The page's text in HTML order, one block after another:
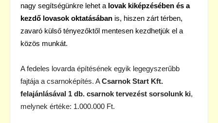
nagy segítségünkre lehet a lovak kiképzésében és a
kezdő lovasok oktatásában is, hiszen zárt térben,
zavaró külső tényezőktől mentesen kezdhetjük el a
közös munkát.
A fedeles lovarda építésének egyik legegyszerűbb
fajtája a csarnoképítés. ACsarnok Start Kft.
felajánlásával 1 db. csarnok tervezést sorsolunk ki,
melynek értéke: 1.000.000 Ft.